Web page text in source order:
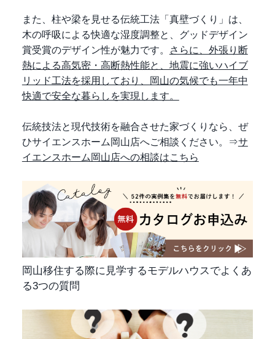
また、柱や梁を見せる伝統工法「真壁づくり」は、
木の呼吸による快適な湿度調整と、グッドデザイン
賞受賞のデザイン性が魅力です。
さらに、外張り断
熱による高気密・高断熱性能と、地震に強いハイブ
リッド工法を採用しており、岡山の気候でも一年中
快適で安全な暮らしを実現します。
伝統技法と現代技術を融合させた家づくりなら、ぜ
ひサイエンスホーム岡山店へご相談ください。⇒サ
イエンスホーム岡山店への相談はこちら
岡山移住する際に見学するモデルハウスでよくあ
る3つの質問